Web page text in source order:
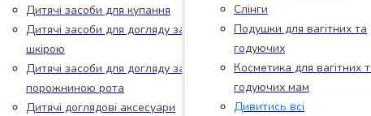
Дитячі засоби для купання
Дитячі засоби для догляду за
шкірою
Дитячі засоби для догляду за
порожниною рота
Дитячі доглядові аксесуари
Слінги
Подушки для вагітних та
годуючих
Косметика для вагітних
годуючих мам
Дивитись всі